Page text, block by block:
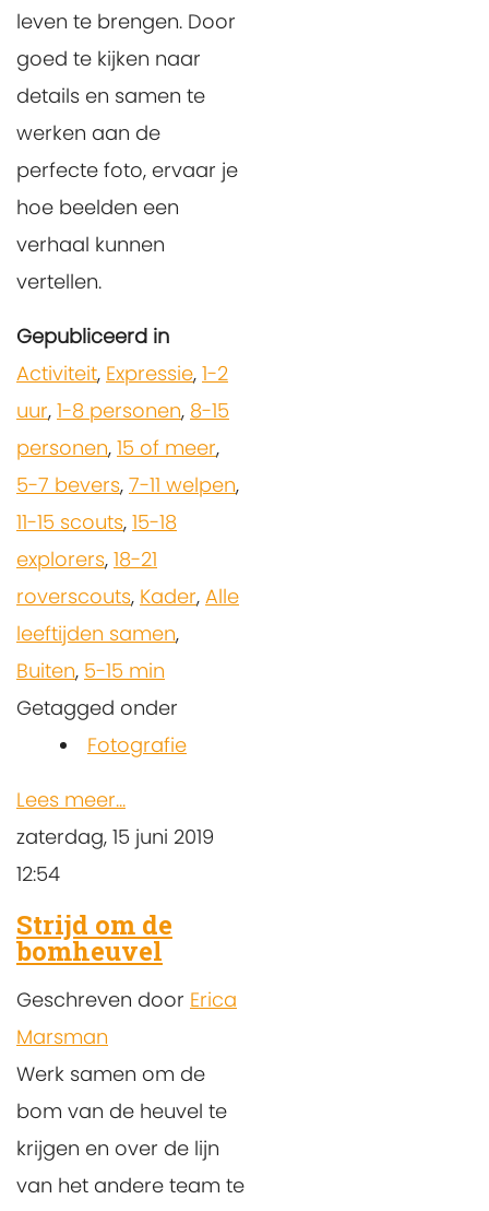
leven te brengen. Door
goed te kijken naar
details en samen te
werken aan de
perfecte foto, ervaar je
hoe beelden een
verhaal kunnen
vertellen.
Gepubliceerd in
Activiteit, Expressie, 1-2
uur, 1-8 personen, 8-15
personen, 15 of meer,
5-7 bevers, 7-11 welpen,
11-15 scouts, 15-18
explorers, 18-21
roverscouts, Kader, Alle
leeftijden samen,
Buiten, 5-15 min
Getagged onder
Fotografie
Lees meer...
zaterdag, 15 juni 2019
12:54
Strijd om de
bomheuvel
Geschreven door Erica
Marsman
Werk samen om de
bom van de heuvel te
krijgen en over de lijn
van het andere team te